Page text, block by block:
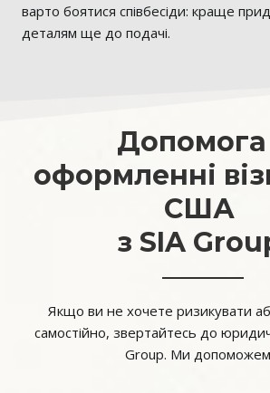
варто боятися співбесіди: краще
деталям ще до подачі.
Допомога
оформленні
США
з SIA
Якщо ви не хочете ризикувати
самостійно, звертайтесь до
Group. Ми